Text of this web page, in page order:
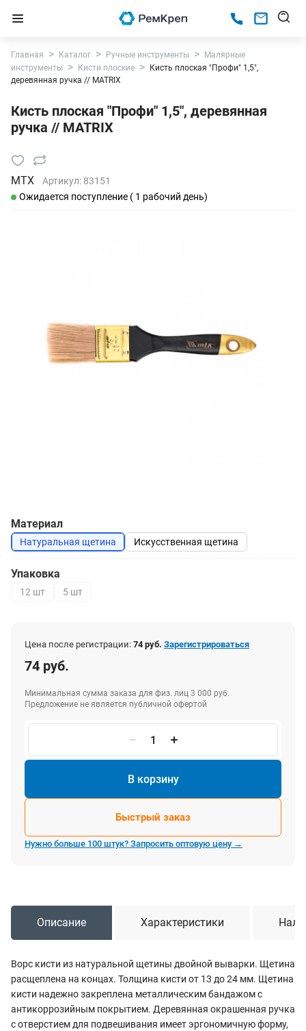
Главная Каталог Ручные инструменты
Малярные
инструменты
Кисти плоские
Кисть плоская "Профи" 1,5",
деревянная ручка // MATRIX
Кисть плоская "Профи" 1,5", деревянная
ручка // MATRIX
MTX Артикул: 83151
Ожидается поступление ( 1 рабочий день)
Материал
Натуральная щетина Искусственная щетина
Упаковка
12 шт 5 шт
Цена после регистрации: 74 руб. Зарегистрироваться
74 руб.
Минимальная сумма заказа для физ. лиц 3 000 руб.
Предложение не является публичной офертой
В корзину
Быстрый заказ
Нужно больше 100 штук? Запросить оптовую цену →
Описание Характеристики
Ворс кисти из натуральной щетины двойной выварки. Щетина
расщеплена на концах. Толщина кисти от 13 до 24 мм. Щетина
кисти надежно закреплена металлическим бандажом с
антикоррозийным покрытием. Деревянная окрашенная ручка
с отверстием для подвешивания имеет эргономичную форму,